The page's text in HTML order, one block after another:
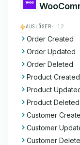
AUSLÖSER· 12
Order Created
Order Updated
Order Deleted
Product Created
Product
Product Deleted
Customer
Customer
Customer